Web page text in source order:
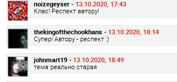
noizegeyser - 13.10.2020, 17:43
Клас! Респект автору!
thekingofthechookhans - 13.10.2020, 18:14
Супер! Автору - респект :)
johnmart19 - 13.10.2020, 18:49
тема реально старая